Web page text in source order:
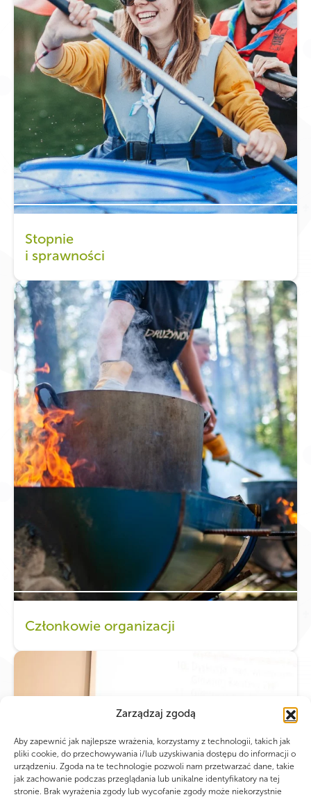
Zarządzaj zgodą
Aby zapewnić jak najlepsze wrażenia, korzystamy z technologii, takich jak
pliki cookie, do przechowywania i/lub uzyskiwania dostępu do informacji o
urządzeniu. Zgoda na te technologie pozwoli nam przetwarzać dane, takie
jak zachowanie podczas przeglądania lub unikalne identyfikatory na tej
stronie. Brak wyrażenia zgody lub wycofanie zgody może niekorzystnie
Stopnie
i sprawności
Członkowie organizacji